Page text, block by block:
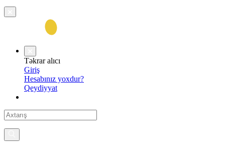
Təkrar alıcı
Giriş
Hesabınız yoxdur?
Qeydiyyat